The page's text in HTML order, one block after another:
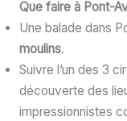
Que faire à Pont-
Une balade dans
moulins.
Suivre l’un des 3
découverte des
impressionnistes